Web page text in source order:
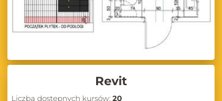
Revit
Liczba dostępnych kursów: 20